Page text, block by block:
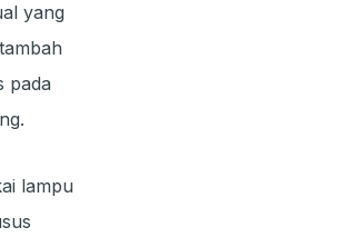
yang
pada
lampu